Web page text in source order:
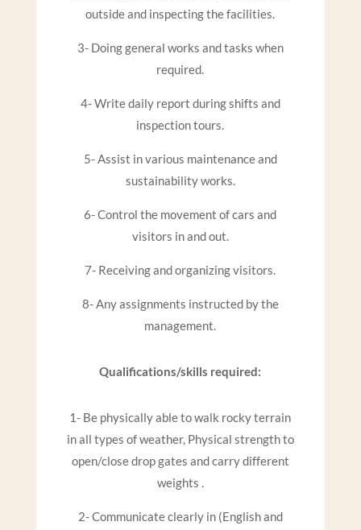
outside and inspecting the facilities.
3- Doing general works and tasks when
required.
4- Write daily report during shifts and
inspection tours.
5- Assist in various maintenance and
sustainability works.
6- Control the movement of cars and
visitors in and out.
7- Receiving and organizing visitors.
8- Any assignments instructed by the
management.
Qualifications/skills required:
1- Be physically able to walk rocky terrain
in all types of weather, Physical strength to
open/close drop gates and carry different
weights .
2- Communicate clearly in (English and